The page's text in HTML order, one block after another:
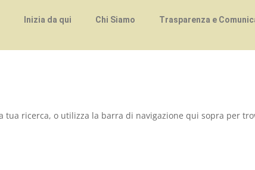
Inizia da qui Chi Siamo Trasparenza e
tua ricerca, o utilizza la barra di navigazione qui sopra per